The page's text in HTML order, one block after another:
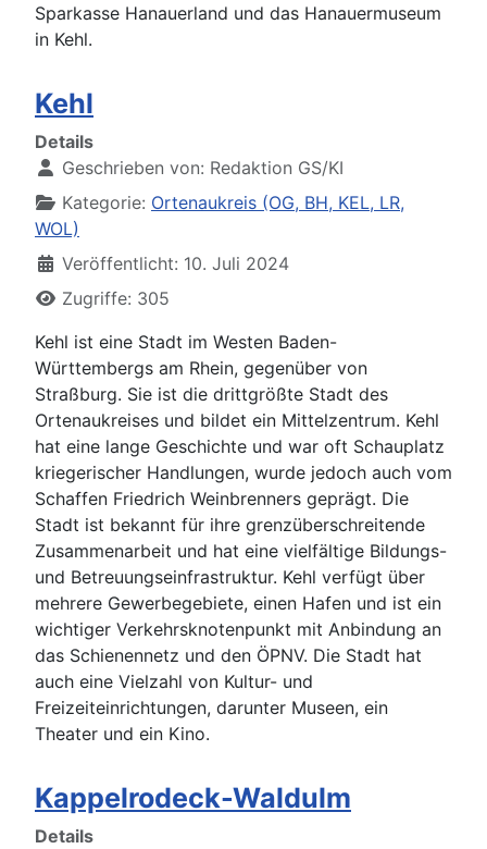
Sparkasse Hanauerland und das Hanauermuseum
in Kehl.
Kehl
Details
Geschrieben von: Redaktion GS/KI
Kategorie: Ortenaukreis (OG, BH, KEL, LR,
WOL)
Veröffentlicht: 10. Juli 2024
Zugriffe: 305
Kehl ist eine Stadt im Westen Baden-
Württembergs am Rhein, gegenüber von
Straßburg. Sie ist die drittgrößte Stadt des
Ortenaukreises und bildet ein Mittelzentrum. Kehl
hat eine lange Geschichte und war oft Schauplatz
kriegerischer Handlungen, wurde jedoch auch vom
Schaffen Friedrich Weinbrenners geprägt. Die
Stadt ist bekannt für ihre grenzüberschreitende
Zusammenarbeit und hat eine vielfältige Bildungs-
und Betreuungseinfrastruktur. Kehl verfügt über
mehrere Gewerbegebiete, einen Hafen und ist ein
wichtiger Verkehrsknotenpunkt mit Anbindung an
das Schienennetz und den ÖPNV. Die Stadt hat
auch eine Vielzahl von Kultur- und
Freizeiteinrichtungen, darunter Museen, ein
Theater und ein Kino.
Kappelrodeck-Waldulm
Details